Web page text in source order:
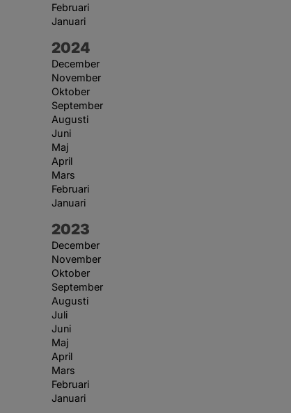
Februari
Januari
År:
2024
December
November
Oktober
September
Augusti
Juni
Maj
April
Mars
Februari
Januari
År:
2023
December
November
Oktober
September
Augusti
Juli
Juni
Maj
April
Mars
Februari
Januari